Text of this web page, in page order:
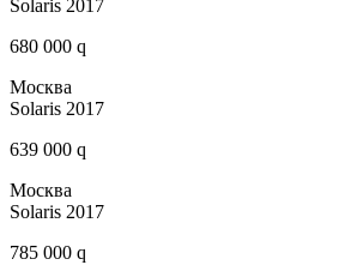
Solaris 2017
680 000 q
Москва
Solaris 2017
639 000 q
Москва
Solaris 2017
785 000 q